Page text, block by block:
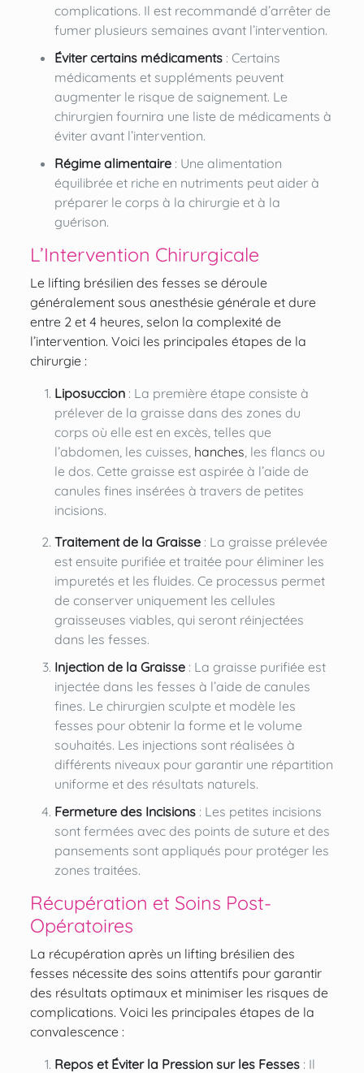
complications. Il est recommandé d’arrêter de
fumer plusieurs semaines avant l’intervention.
Éviter certains médicaments: Certains
médicaments et suppléments peuvent
augmenter le risque de saignement. Le
chirurgien fournira une liste de médicaments à
éviter avant l’intervention.
Régime alimentaire: Une alimentation
équilibrée et riche en nutriments peut aider à
préparer le corps à la chirurgie et à la
guérison.
L’Intervention Chirurgicale
Le lifting brésilien des fesses se déroule
généralement sous anesthésie générale et dure
entre 2 et 4 heures, selon la complexité de
l’intervention. Voici les principales étapes de la
chirurgie :
Liposuccion : La première étape consiste à
prélever de la graisse dans des zones du
corps où elle est en excès, telles que
l’abdomen, les cuisses, hanches , les flancs ou
le dos. Cette graisse est aspirée à l’aide de
canules fines insérées à travers de petites
incisions.
Traitement de la Graisse: La graisse prélevée
est ensuite purifiée et traitée pour éliminer les
impuretés et les fluides. Ce processus permet
de conserver uniquement les cellules
graisseuses viables, qui seront réinjectées
dans les fesses.
Injection de la Graisse: La graisse purifiée est
injectée dans les fesses à l’aide de canules
fines. Le chirurgien sculpte et modèle les
fesses pour obtenir la forme et le volume
souhaités. Les injections sont réalisées à
différents niveaux pour garantir une répartition
uniforme et des résultats naturels.
Fermeture des Incisions: Les petites incisions
sont fermées avec des points de suture et des
pansements sont appliqués pour protéger les
zones traitées.
Récupération et Soins Post-
Opératoires
La récupération après un lifting brésilien des
fesses nécessite des soins attentifs pour garantir
des résultats optimaux et minimiser les risques de
complications. Voici les principales étapes de la
convalescence :
Repos et Éviter la Pression sur les Fesses: Il